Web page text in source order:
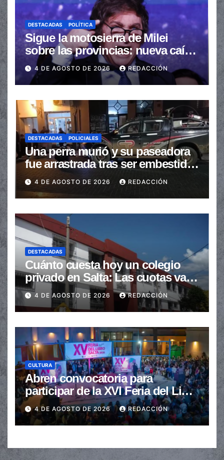
DESTACADAS POLÍTICA
Sigue la motosierra de Milei
sobre las provincias: nueva caída
de las transferencias no
automáticas
4 DE AGOSTO DE 2026 REDACCIÓN
DESTACADAS POLICIALES
Una perra murió y su paseadora
fue arrastrada tras ser embestidas
en la senda peatonal
4 DE AGOSTO DE 2026 REDACCIÓN
DESTACADAS
Cuánto cuesta hoy un colegio
privado en Salta: Las cuotas van
de $110.000 a más de $600.000
4 DE AGOSTO DE 2026 REDACCIÓN
CULTURA
Abren convocatoria para
participar de la XVI Feria del Libro
de Salta
4 DE AGOSTO DE 2026 REDACCIÓN